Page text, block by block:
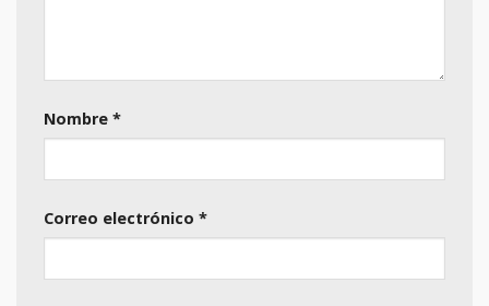
Nombre *
Correo electrónico *